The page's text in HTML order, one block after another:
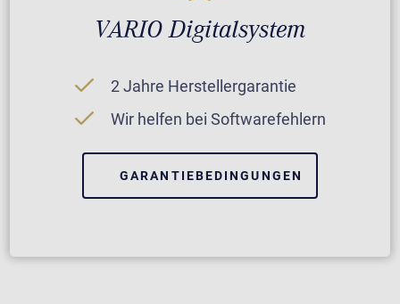
VARIO Digitalsystem
2 Jahre Herstellergarantie
Wir helfen bei Softwarefehlern
GARANTIEBEDINGUNGEN